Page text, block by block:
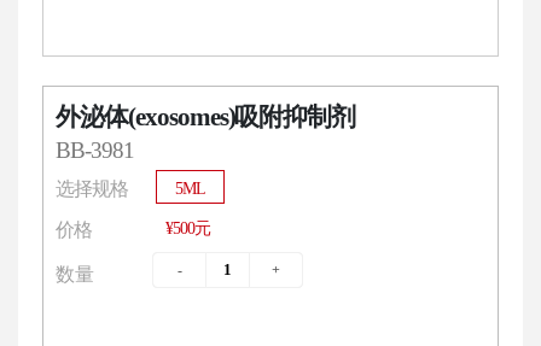
外泌体(exosomes)吸附抑制剂
BB-3981
选择规格 5ML
价格 ¥500元
数量